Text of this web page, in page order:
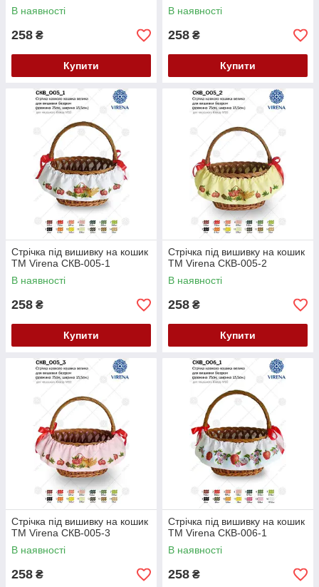
В наявності
258 ₴
Купити
В наявності
258 ₴
Купити
Стрічка під вишивку на кошик
ТМ Virena СКВ-005-1
В наявності
258 ₴
Купити
Стрічка під вишивку на кошик
ТМ Virena СКВ-005-2
В наявності
258 ₴
Купити
Стрічка під вишивку на кошик
ТМ Virena СКВ-005-3
В наявності
258 ₴
Стрічка під вишивку на кошик
ТМ Virena СКВ-006-1
В наявності
258 ₴